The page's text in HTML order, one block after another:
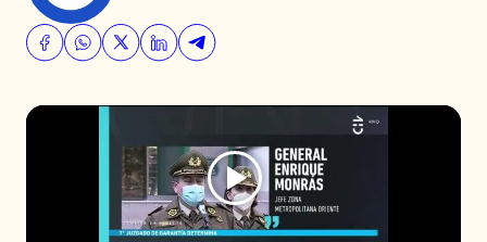
Programas